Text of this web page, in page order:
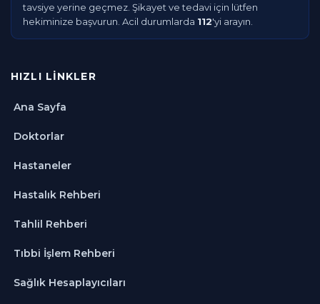
tavsiye yerine geçmez. Şikayet ve tedavi için lütfen
hekiminize başvurun. Acil durumlarda 112'yi arayın.
HIZLI LINKLER
Ana Sayfa
Doktorlar
Hastaneler
Hastalık Rehberi
Tahlil Rehberi
Tıbbi İşlem Rehberi
Sağlık Hesaplayıcıları